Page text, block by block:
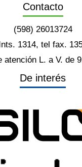
Contacto
(598) 26013724
1314, tel fax.
atención L. a V. de
De interés